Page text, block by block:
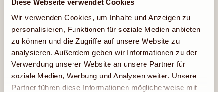
Diese Webseite verwendet Cookies
Wir verwenden Cookies, um Inhalte und Anzeigen zu
personalisieren, Funktionen für soziale Medien anbieten
zu können und die Zugriffe auf unsere Website zu
analysieren. Außerdem geben wir Informationen zu der
Verwendung unserer Website an unsere Partner für
soziale Medien, Werbung und Analysen weiter. Unsere
Partner führen diese Informationen möglicherweise mit
2,89